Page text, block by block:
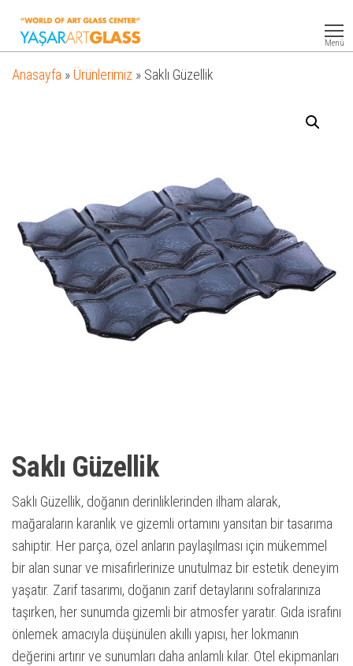
Glass
Menü
Anasayfa » Ürünlerimiz » Saklı Güzellik
Saklı Güzellik
Saklı Güzellik, doğanın derinliklerinden ilham alarak,
mağaraların karanlık ve gizemli ortamını yansıtan bir tasarıma
sahiptir. Her parça, özel anların paylaşılması için mükemmel
bir alan sunar ve misafirlerinize unutulmaz bir estetik deneyim
yaşatır. Zarif tasarımı, doğanın zarif detaylarını sofralarınıza
taşırken, her sunumda gizemli bir atmosfer yaratır. Gıda israfını
önlemek amacıyla düşünülen akıllı yapısı, her lokmanın
değerini artırır ve sunumları daha anlamlı kılar. Otel ekipmanları